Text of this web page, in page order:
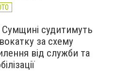
Сумщині судитимуть
за схему
від служби та